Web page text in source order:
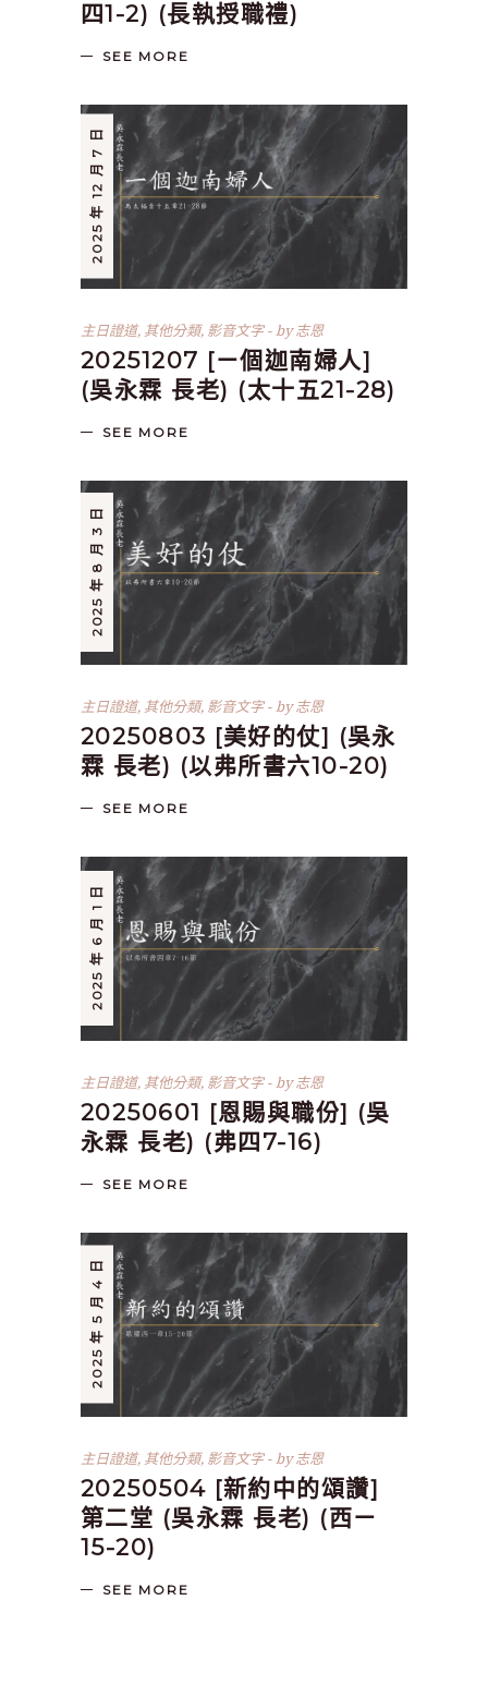
四1-2) (長執授職禮)
SEE MORE
2025 年 12 月 7 日
主日證道, 其他分類, 影音文字 by志恩
20251207 [ㄧ個迦南婦人]
(吳永霖 長老) (太十五21-28)
SEE MORE
2025 年 8 月 3 日
主日證道, 其他分類, 影音文字 by志恩
20250803 [美好的仗] (吳永
霖 長老) (以弗所書六10-20)
SEE MORE
2025 年 6 月 1 日
主日證道, 其他分類, 影音文字 by志恩
20250601 [恩賜與職份] (吳
永霖 長老) (弗四7-16)
SEE MORE
2025 年 5 月 4 日
主日證道, 其他分類, 影音文字 by志恩
20250504 [新約中的頌讚]
第二堂 (吳永霖 長老) (西ㄧ
15-20)
SEE MORE